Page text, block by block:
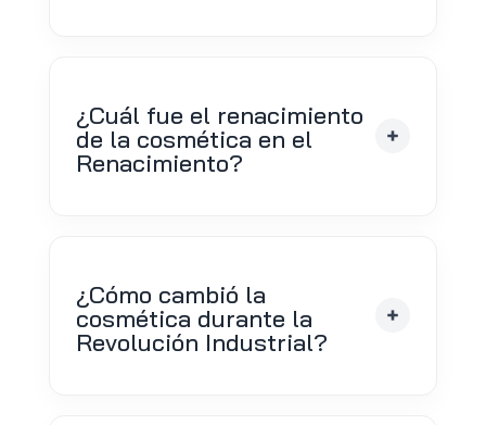
¿Cuál fue el renacimiento
de la cosmética en el
Renacimiento?
¿Cómo cambió la
cosmética durante la
Revolución Industrial?